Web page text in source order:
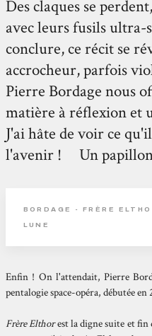
Des claques se
avec leurs fusils
conclure, ce récit se
accrocheur, parfois
Pierre Bordage nous
matière à réflexion et
J'ai hâte de voir ce
l'avenir ! Un papillon
BORDAGE - FRÈRE
LUNE
Enfin ! On l'attendait, Pierre
pentalogie space-opéra, débutée en
Frère Elthorest la digne suite et fin